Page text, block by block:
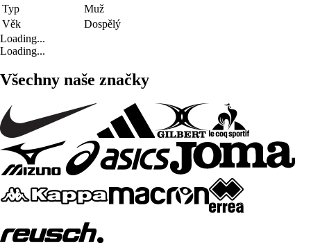
Typ
Muž
Věk
Dospělý
Loading...
Loading...
Všechny naše značky